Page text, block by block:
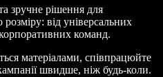
зручне рішення для
від універсальних
команд.
матеріалами, співпрацюйте
швидше, ніж будь-коли.